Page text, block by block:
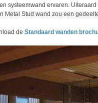
systeemwand ervaren.
Metal Stud wand zou een
de Standaard wanden